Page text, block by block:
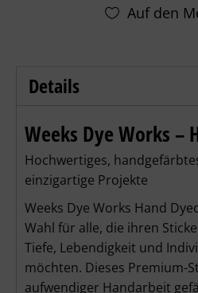
Details
Weeks Dye Works
Weeks Dye Works –
Hochwertiges,
einzigartige Projekte
Weeks Dye Works Hand
Wahl für alle, die ihren
Tiefe, Lebendigkeit und
möchten. Dieses Premium-
aufwendiger Handarbeit